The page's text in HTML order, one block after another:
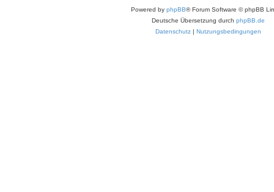
Powered by phpBB® Forum Software © phpBB
Deutsche Übersetzung durch phpBB.de
Datenschutz | Nutzungsbedingungen